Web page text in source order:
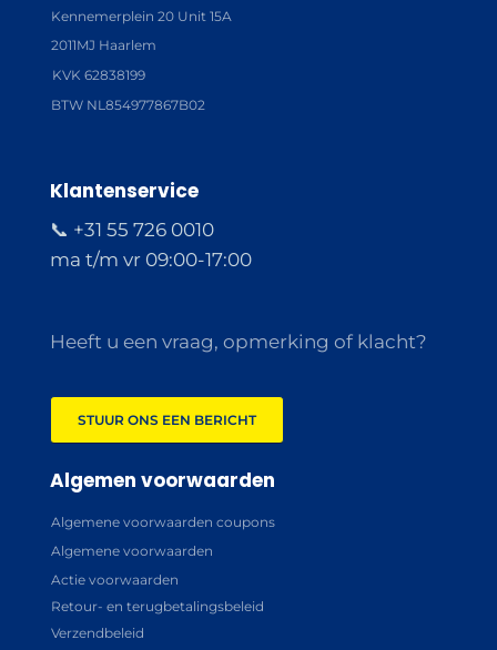
Kennemerplein 20 Unit 15A
2011MJ Haarlem
KVK 62838199
BTW NL854977867B02
Klantenservice
📞 +31 55 726 0010
ma t/m vr 09:00-17:00
Heeft u een vraag, opmerking of klacht?
STUUR ONS EEN BERICHT
Algemen voorwaarden
Algemene voorwaarden coupons
Algemene voorwaarden
Actie voorwaarden
Retour- en terugbetalingsbeleid
Verzendbeleid